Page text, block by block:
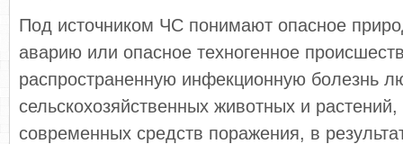
Под источником ЧС понимают опасное
аварию или опасное техногенное
распространенную инфекционную болезнь
сельскохозяйственных животных и
современных средств поражения, в